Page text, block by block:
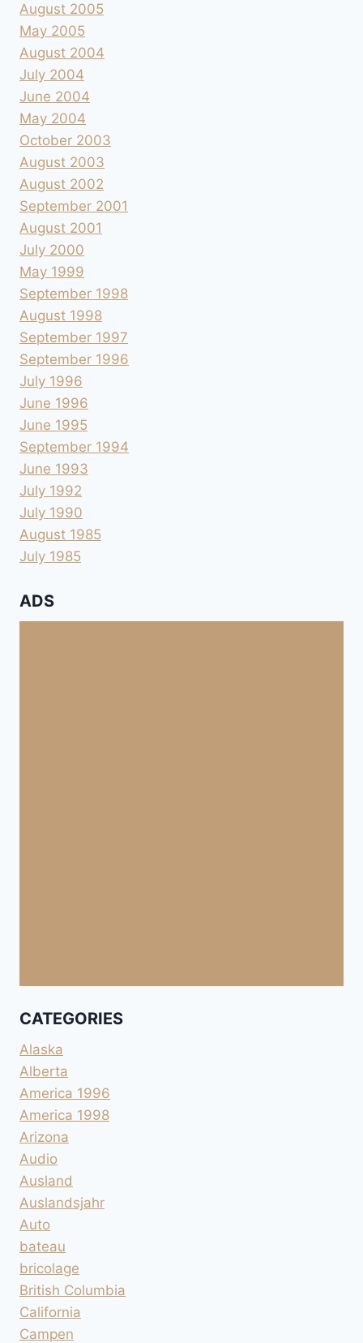
August 2005
May 2005
August 2004
July 2004
June 2004
May 2004
October 2003
August 2003
August 2002
September 2001
August 2001
July 2000
May 1999
September 1998
August 1998
September 1997
September 1996
July 1996
June 1996
June 1995
September 1994
June 1993
July 1992
July 1990
August 1985
July 1985
ADS
CATEGORIES
Alaska
Alberta
America 1996
America 1998
Arizona
Audio
Ausland
Auslandsjahr
Auto
bateau
bricolage
British Columbia
California
Campen